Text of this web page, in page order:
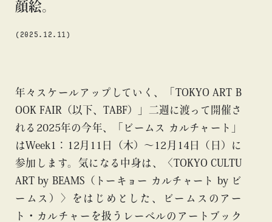
blog blog blog
顔絵。
(2025.12.11)
年々スケールアップしていく、「TOKYO ART B
OOK FAIR（以下、TABF）」二週に渡って開催さ
れる2025年の今年、「ビームス カルチャート」
はWeek1：12月11日（木）～12月14日（日）に
参加します。気になる中身は、〈TOKYO CULTU
ART by BEAMS（トーキョー カルチャート by ビ
ームス）〉をはじめとした、ビームスのアー
ト・カルチャーを扱うレーベルのアートブック